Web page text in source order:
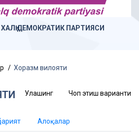
ДЕМОКРАТИК ПАРТИЯСИ
Хоразм вилояти
Улашинг Чоп этиш варианти
Алоқалар